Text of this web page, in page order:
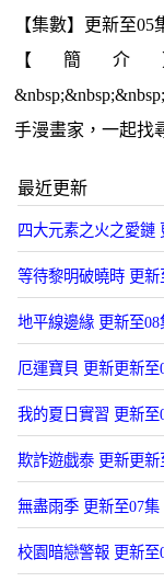
【集數】更新至05
【簡介
手漫畫家，一起找
最近更新
四大元素之火之愛鏈
等待黎明破曉時 更新
地平線邊緣 更新至08
厄運寶貝 更新更新至
我的夏日實習 更新至
欺詐遊戯泰 更新更新
無盡雨季 更新至07集
校園暗戀警報 更新至